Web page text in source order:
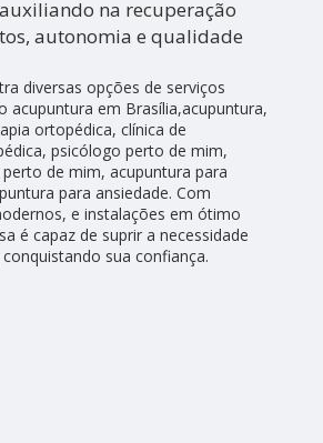
na recuperação
autonomia e qualidade
diversas opções de serviços
acupuntura em Brasília,acupuntura,
ortopédica, clínica de
psicólogo perto de mim,
de mim, acupuntura para
para ansiedade. Com
e instalações em ótimo
é capaz de suprir a necessidade
sua confiança.